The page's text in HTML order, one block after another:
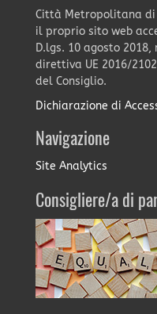
Città Metropolitana di
il proprio sito web
D.lgs. 10 agosto
direttiva UE 2016/
del Consiglio.
Dichiarazione di
Navigazione
Site Analytics
Consigliere/a di